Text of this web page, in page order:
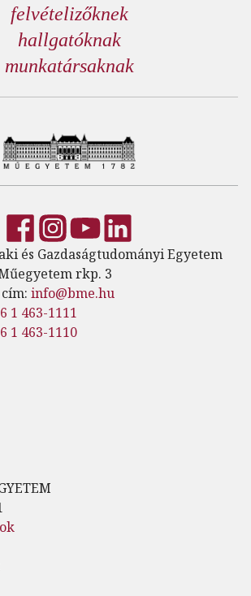
felvételizőknek
hallgatóknak
munkatársaknak
és Gazdaságtudományi Egyetem
rkp. 3
info@bme.hu
1 463-1111
1 463-1110